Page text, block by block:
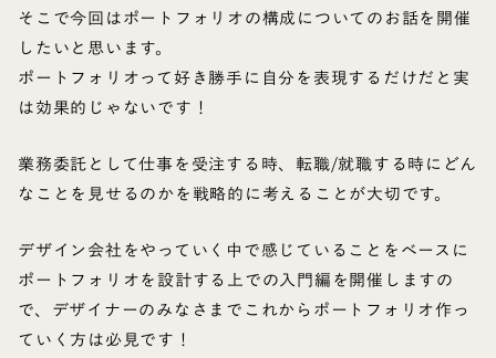
そこで今回はポートフォリオの構成についてのお話を開催
したいと思います。
ポートフォリオって好き勝手に自分を表現するだけだと実
は効果的じゃないです！
業務委託として仕事を受注する時、転職/就職する時にどん
なことを見せるのかを戦略的に考えることが大切です。
デザイン会社をやっていく中で感じていることをベースに
ポートフォリオを設計する上での入門編を開催しますの
で、デザイナーのみなさまでこれからポートフォリオ作っ
ていく方は必見です！